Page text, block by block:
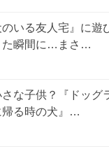
いる友人宅』に遊
た瞬間に…まさ…
な子供？『ドッグ
帰る時の犬』…